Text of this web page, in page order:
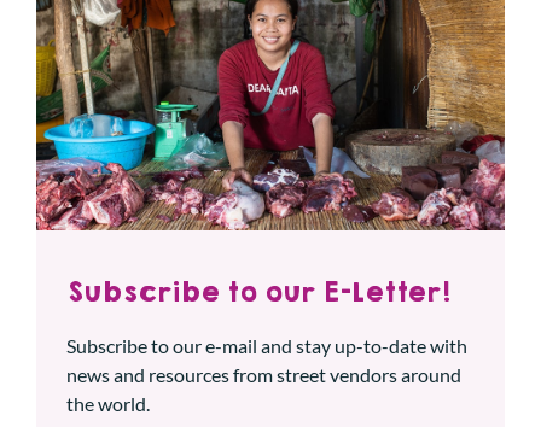
Subscribe to our E-Letter!
Subscribe to our e-mail and stay up-to-date with
news and resources from street vendors around
the world.